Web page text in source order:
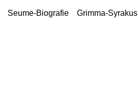
Seume-Biografie Grimma-Syrakus